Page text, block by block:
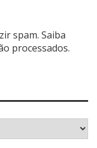
spam. Saiba
processados.